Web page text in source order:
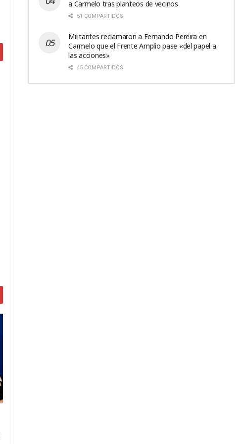
a Carmelo tras planteos de vecinos
51 COMPARTIDOS
Militantes reclamaron a Fernando Pereira en
Carmelo que el Frente Amplio pase «del papel a
las acciones»
45 COMPARTIDOS